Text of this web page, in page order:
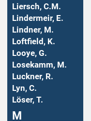
Liersch, C.M.
Lindermeir, E.
Lindner, M.
Loftfield, K.
Looye, G.
Losekamm, M.
Luckner, R.
Lyn, C.
Löser, T.
M